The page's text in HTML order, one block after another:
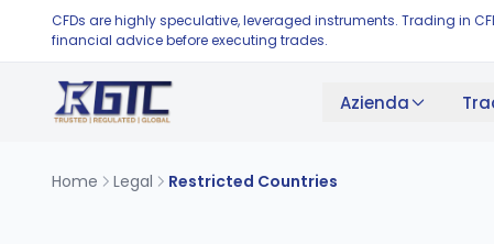
CFDs are highly speculative, leveraged instruments. Trading in
financial advice before executing trades.
Azienda
Home Legal Restricted Countries